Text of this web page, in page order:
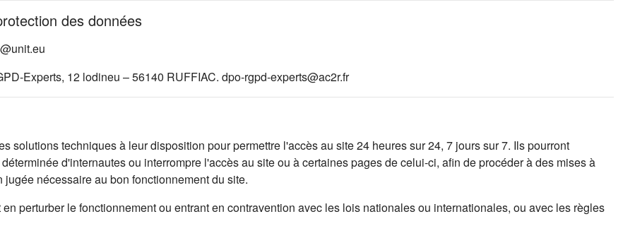
des données
Experts, 12 lodineu – 56140 RUFFIAC. dpo-rgpd-experts@ac2r.fr
solutions techniques à leur disposition pour permettre l'accès au site 24 heures sur 24, 7 jours sur 7. Ils pourront
d'internautes ou interrompre l'accès au site ou à certaines pages de celui-ci, afin de procéder à des mises à
nécessaire au bon fonctionnement du site.
perturber le fonctionnement ou entrant en contravention avec les lois nationales ou internationales, ou avec les règles